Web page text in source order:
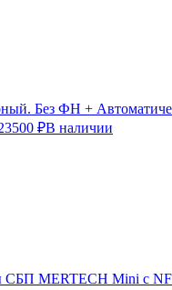
Без ФН +
₽В наличии